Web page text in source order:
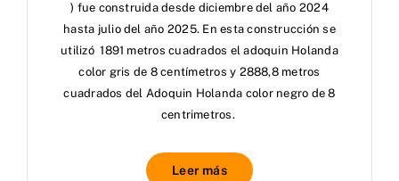
) fue construida desde diciembre del año 2024
hasta julio del año 2025. En esta construcción se
utilizó 1891 metros cuadrados el adoquin Holanda
color gris de 8 centímetros y 2888,8 metros
cuadrados del Adoquin Holanda color negro de 8
centrimetros.
Leer más